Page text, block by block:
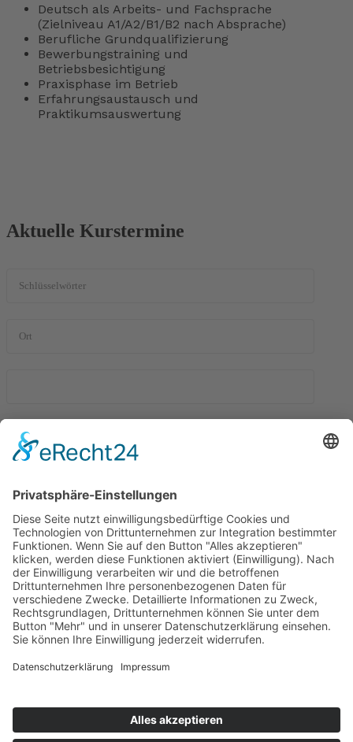
Deutsch als Arbeits- und Fachsprache
(Zielniveau A1/A2/B1/B2 nach Absprache)
Berufliche Grundqualifizierung
Bewerbungstraining und
Betriebsbesichtigung
Praxisphase im Betrieb
Erfahrungsaustausch und
Praktikumsauswertung
Aktuelle Kurstermine
Zurzeit sind keine Veranstaltungen vorhanden.
Über uns
BADEN-WÜRTTEMBERG UND SEIT 1976 ERFOLGREICH IN DER